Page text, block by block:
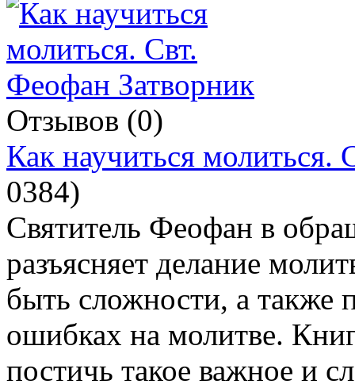
Отзывов (0)
Как научиться молиться.
0384)
Святитель Феофан в
разъясняет делание
быть сложности, а также
ошибках на молитве.
постичь такое важное и